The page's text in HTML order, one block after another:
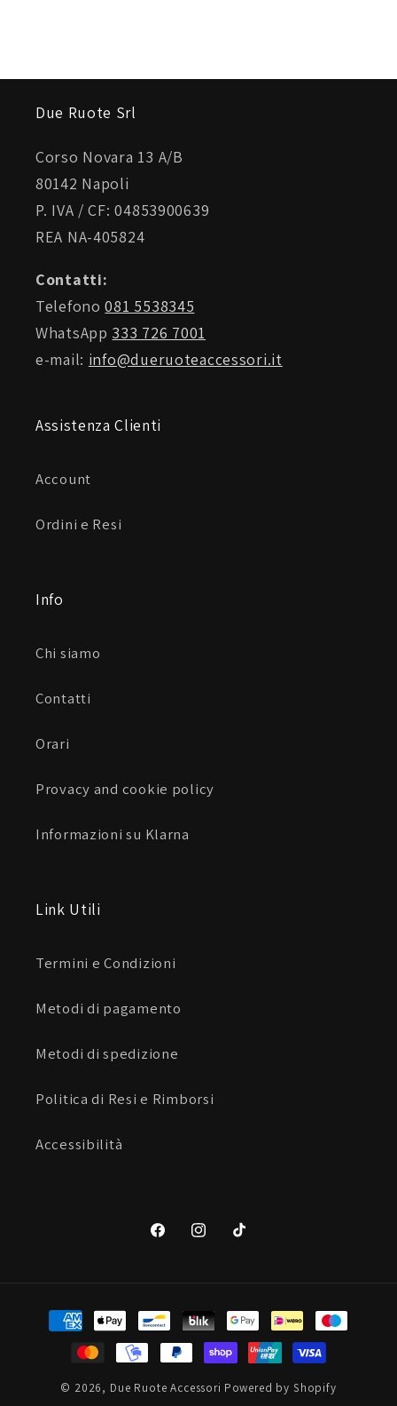
Due Ruote Srl
Corso Novara 13 A/B
80142 Napoli
P. IVA / CF: 04853900639
REA NA-405824
Contatti:
Telefono081 5538345
WhatsApp 333 726 7001
e-mail: info@dueruoteaccessori.it
Assistenza Clienti
Account
Ordini e Resi
Info
Chi siamo
Contatti
Orari
Provacy and cookie policy
Informazioni su Klarna
Link Utili
Termini e Condizioni
Metodi di pagamento
Metodi di spedizione
Politica di Resi e Rimborsi
Accessibilità
FacebookInstagramTikTok
Metodi
di
pagamento
© 2026, Due Ruote Accessori Powered by Shopify